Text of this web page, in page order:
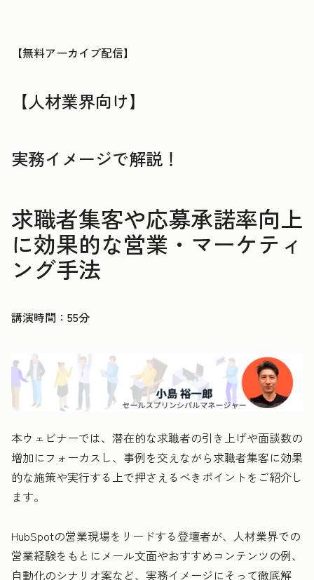
【無料アーカイブ配信】
【人材業界向け】
実務イメージで解説！
求職者集客や応募承諾率向上
に効果的な営業・マーケティ
ング手法
講演時間：55分
本ウェビナーでは、潜在的な求職者の引き上げや面談数の
増加にフォーカスし、事例を交えながら求職者集客に効果
的な施策や実行する上で押さえるべきポイントをご紹介し
ます。
HubSpotの営業現場をリードする登壇者が、人材業界での
営業経験をもとにメール文面やおすすめコンテンツの例、
自動化のシナリオ案など、実務イメージにそって徹底解